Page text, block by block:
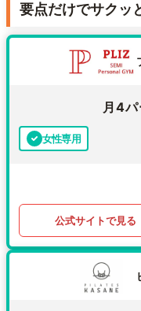
要点だけでサクッ
月4
女性専用
公式サイトで見る